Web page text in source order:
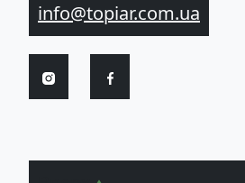
info@topiar.com.ua